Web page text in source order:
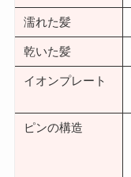
濡れた髪
乾いた髪
イオンプレート
ピンの構造